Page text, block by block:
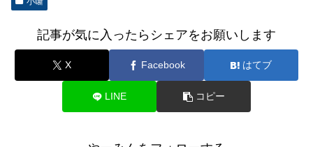
記事が気に入ったらシェアをお願いします
X Facebook はてブ
LINE コピー